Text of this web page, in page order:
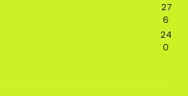
27
6
24
0